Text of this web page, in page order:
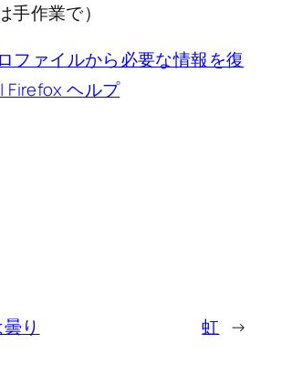
手作業で）
ファイルから必要な情報を復
Firefox ヘルプ
り 虹 →